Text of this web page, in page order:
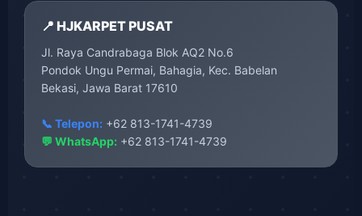
📍 HJKARPET PUSAT
Jl. Raya Candrabaga Blok AQ2 No.6
Pondok Ungu Permai, Bahagia, Kec. Babelan
Bekasi, Jawa Barat 17610
📞 Telepon: +62 813-1741-4739
💬 WhatsApp: +62 813-1741-4739